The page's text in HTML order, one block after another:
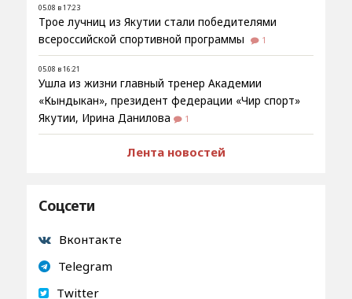
05.08 в 17:23
Трое лучниц из Якутии стали победителями
всероссийской спортивной программы
1
05.08 в 16:21
Ушла из жизни главный тренер Академии
«Кындыкан», президент федерации «Чир спорт»
Якутии, Ирина Данилова
1
Лента новостей
Соцсети
Вконтакте
Telegram
Twitter